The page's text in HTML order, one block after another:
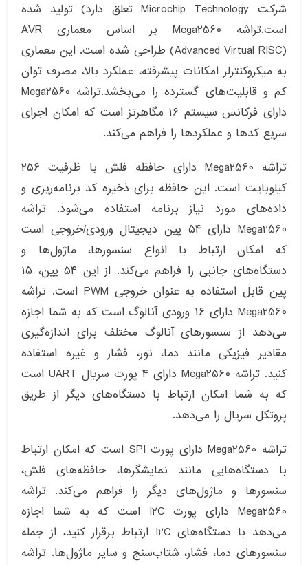
شرکت Microchip Technology تعلق دارد) تولید شده
است.تراشه Mega2560 بر اساس معماری AVR
(Advanced Virtual RISC) طراحی شده است. این معماری
به میکروکنترلر امکانات پیشرفته، عملکرد بالا، مصرف توان
کم و قابلیت‌های گسترده را می‌بخشد.تراشه Mega2560
دارای فرکانس سیستم ۱۶ مگاهرتز است که امکان اجرای
سریع کدها و عملکردها را فراهم می‌کند.
تراشه Mega2560 دارای حافظه فلش با ظرفیت ۲۵۶
کیلوبایت است. این حافظه برای ذخیره کد برنامه‌ریزی و
داده‌های مورد نیاز برنامه استفاده می‌شود. تراشه
Mega2560 دارای ۵۴ پین دیجیتال ورودی/خروجی است
که امکان ارتباط با انواع سنسورها، ماژول‌ها و
دستگاه‌های جانبی را فراهم می‌کند. از این ۵۴ پین، ۱۵
پین قابل استفاده به عنوان خروجی PWM است. تراشه
Mega2560 دارای ۱۶ ورودی آنالوگ است که به شما اجازه
می‌دهد از سنسورهای آنالوگ مختلف برای اندازه‌گیری
مقادیر فیزیکی مانند دما، نور، فشار و غیره استفاده
کنید. تراشه Mega2560 دارای ۴ پورت سریال UART است
که به شما امکان ارتباط با دستگاه‌های دیگر از طریق
پروتکل سریال را می‌دهد.
تراشه Mega2560 دارای پورت SPI است که امکان ارتباط
با دستگاه‌هایی مانند نمایشگرها، حافظه‌های فلش،
سنسورها و ماژول‌های دیگر را فراهم می‌کند. تراشه
Mega2560 دارای پورت I2C است که به شما اجازه
می‌دهد با دستگاه‌های I2C ارتباط برقرار کنید، از جمله
سنسورهای دما، فشار، شتاب‌سنج و سایر ماژول‌ها. تراشه